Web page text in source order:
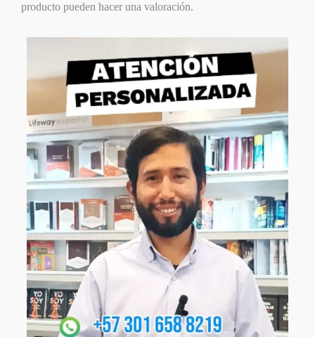
producto pueden hacer una valoración.